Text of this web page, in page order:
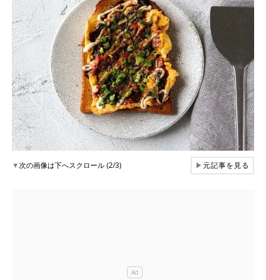
▼次の画像は下へスクロール (2/3) ▶元記事を見る